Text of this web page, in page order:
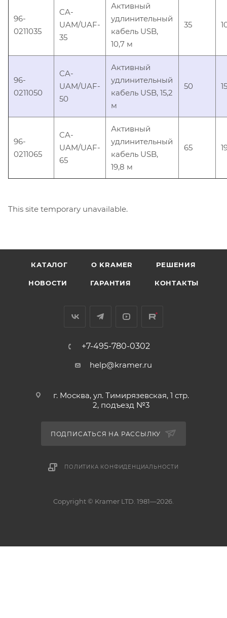
96-
0211035
CA-
UAM/UAF-
35
Активный
удлинительный
кабель USB,
10,7 м
35
96-
0211050
CA-
UAM/UAF-
50
Активный
удлинительный
кабель USB, 15,2
м
50
96-
0211065
CA-
UAM/UAF-
65
Активный
удлинительный
кабель USB,
19,8 м
65
This site temporary unavailable.
КАТАЛОГ O KRAMER РЕШЕНИЯ
НОВОСТИ ГАРАНТИЯ КОНТАКТЫ
+7-495-780-0302
help@kramer.ru
г. Москва, ул. Тимирязевская, 1 стр.
2, подъезд №3
ПОДПИСАТЬСЯ НА РАССЫЛКУ
ПОЛИТИКА КОНФИДЕНЦИАЛЬНОСТИ
Copyright © Kramer LTD. 1981—2026.